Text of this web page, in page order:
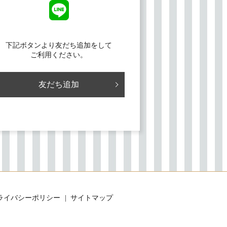
下記ボタンより友だち追加をして
ご利用ください。
友だち追加
イバシーポリシー サイトマップ